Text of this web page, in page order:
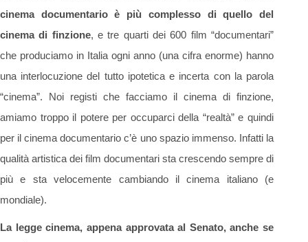
cinema documentario è più complesso di quello del
cinema di finzione, e tre quarti dei 600 film “documentari”
che produciamo in Italia ogni anno (una cifra enorme) hanno
una interlocuzione del tutto ipotetica e incerta con la parola
“cinema”. Noi registi che facciamo il cinema di finzione,
amiamo troppo il potere per occuparci della “realtà” e quindi
per il cinema documentario c’è uno spazio immenso. Infatti la
qualità artistica dei film documentari sta crescendo sempre di
più e sta velocemente cambiando il cinema italiano (e
mondiale).
La legge cinema, appena approvata al Senato, anche se